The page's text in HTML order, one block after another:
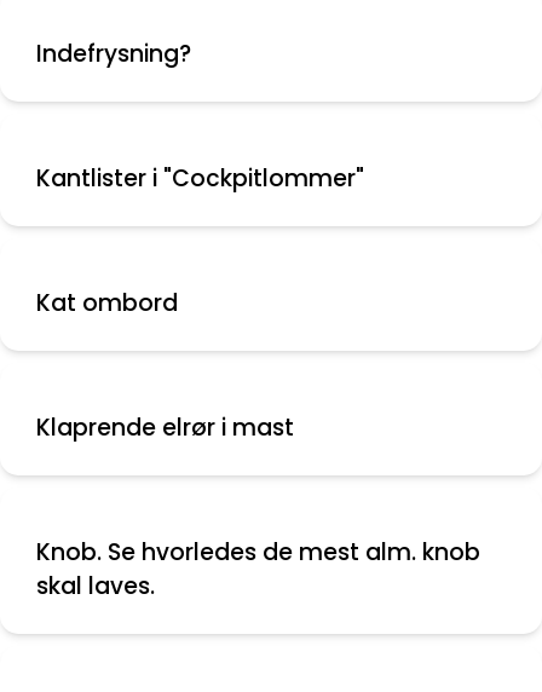
Indefrysning?
Kantlister i "Cockpitlommer"
Kat ombord
Klaprende elrør i mast
Knob. Se hvorledes de mest alm. knob
skal laves.